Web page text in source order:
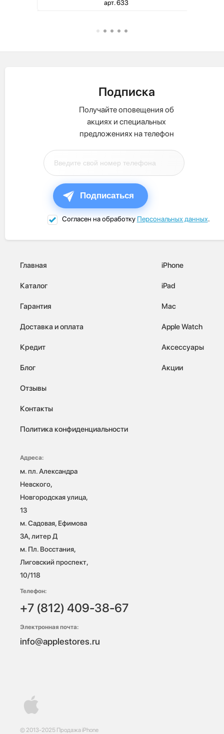
арт. 633
Подписка
Получайте оповещения об
акциях и специальных
предложениях на телефон
Подписаться
Согласен на обработку Персональных данных.
© 2013-2025 Продажа iPhone
Главная
Каталог
Гарантия
Доставка и оплата
Кредит
Блог
Отзывы
Контакты
Политика конфиденциальности
iPhone
iPad
Mac
Apple Watch
Аксессуары
Акции
Адреса:
м. пл. Александра
Невского,
Новгородская улица,
13
м. Садовая, Ефимова
3А, литер Д
м. Пл. Восстания,
Лиговский проспект,
10/118
Телефон:
+7 (812) 409-38-67
Электронная почта:
info@applestores.ru